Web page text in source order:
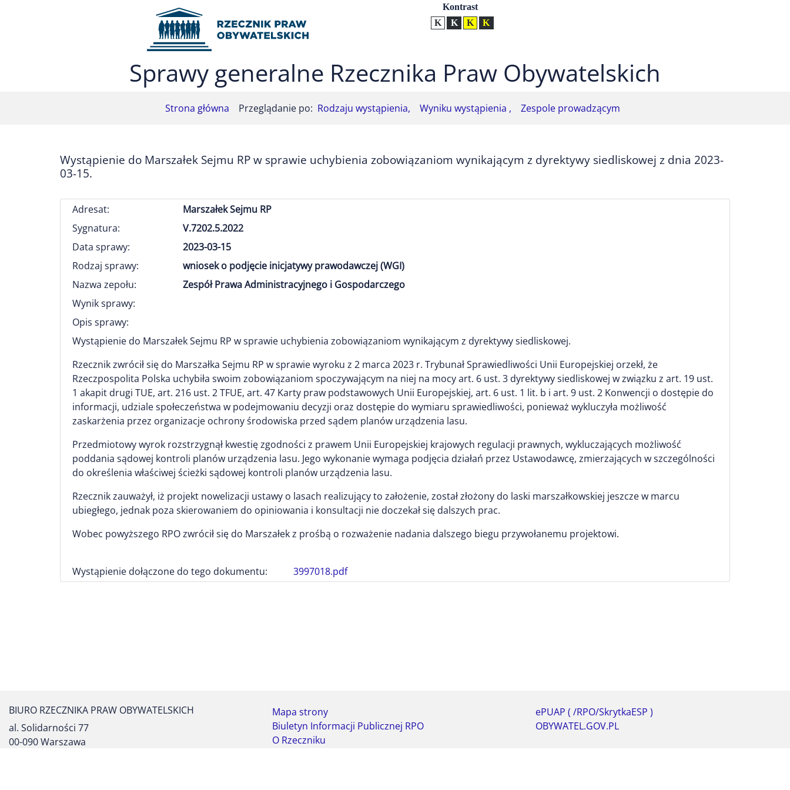
Przejdź do menu głównego (nacisnij Enter)
Przejdź do mapy serwisu (nacisnij Enter) UstawieniaKontrast
Kontrast normalny
Kontrast biały tekst na czarnym
Kontrast czarny tekst na żółtym
Sprawy generalne Rzecznika Praw Obywatelskich
Strona główna Przeglądanie po: Rodzaju wystąpienia, Wyniku wystąpienia , Zespole prowadzącym
Wystąpienie do Marszałek Sejmu RP w sprawie uchybienia zobowiązaniom wynikającym z dyrektywy siedliskowej z dnia 2023-
03-15.
Adresat:
Marszałek Sejmu RP
Sygnatura:
V.7202.5.2022
Data sprawy:
2023-03-15
Rodzaj sprawy:
wniosek o podjęcie inicjatywy prawodawczej (WGI)
Nazwa zepołu:
Zespół Prawa Administracyjnego i Gospodarczego
Wynik sprawy:
Opis sprawy:
Wystąpienie do Marszałek Sejmu RP w sprawie uchybienia zobowiązaniom wynikającym z dyrektywy siedliskowej.
Rzecznik zwrócił się do Marszałka Sejmu RP w sprawie wyroku z 2 marca 2023 r. Trybunał Sprawiedliwości Unii Europejskiej orzekł, że
Rzeczpospolita Polska uchybiła swoim zobowiązaniom spoczywającym na niej na mocy art. 6 ust. 3 dyrektywy siedliskowej w związku z art. 19 ust.
1 akapit drugi TUE, art. 216 ust. 2 TFUE, art. 47 Karty praw podstawowych Unii Europejskiej, art. 6 ust. 1 lit. b i art. 9 ust. 2 Konwencji o dostępie do
informacji, udziale społeczeństwa w podejmowaniu decyzji oraz dostępie do wymiaru sprawiedliwości, ponieważ wykluczyła możliwość
zaskarżenia przez organizacje ochrony środowiska przed sądem planów urządzenia lasu.
Przedmiotowy wyrok rozstrzygnął kwestię zgodności z prawem Unii Europejskiej krajowych regulacji prawnych, wykluczających możliwość
poddania sądowej kontroli planów urządzenia lasu. Jego wykonanie wymaga podjęcia działań przez Ustawodawcę, zmierzających w szczególności
do określenia właściwej ścieżki sądowej kontroli planów urządzenia lasu.
Rzecznik zauważył, iż projekt nowelizacji ustawy o lasach realizujący to założenie, został złożony do laski marszałkowskiej jeszcze w marcu
ubiegłego, jednak poza skierowaniem do opiniowania i konsultacji nie doczekał się dalszych prac.
Wobec powyższego RPO zwrócił się do Marszałek z prośbą o rozważenie nadania dalszego biegu przywołanemu projektowi.
Wystąpienie dołączone do tego dokumentu: 3997018.pdf
BIURO RZECZNIKA PRAW OBYWATELSKICH
al. Solidarności 77
00-090 Warszawa
Mapa strony
Biuletyn Informacji Publicznej RPO
O Rzeczniku
ePUAP ( /RPO/SkrytkaESP )
OBYWATEL.GOV.PL